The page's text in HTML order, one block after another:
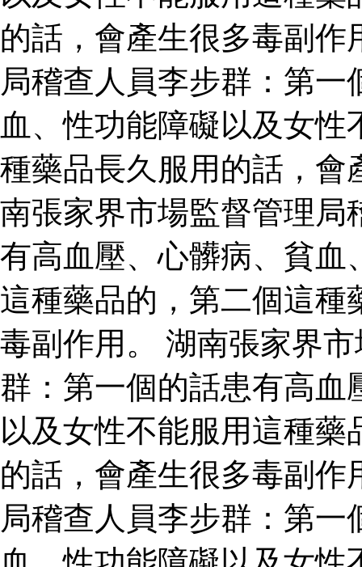
的話，會產生很多毒副
局稽查人員李步群：第
血、性功能障礙以及女
種藥品長久服用的話，
南張家界市場監督管理局
有高血壓、心髒病、貧血
這種藥品的，第二個這種
毒副作用。 湖南張家界
群：第一個的話患有高血
以及女性不能服用這種
的話，會產生很多毒副
局稽查人員李步群：第